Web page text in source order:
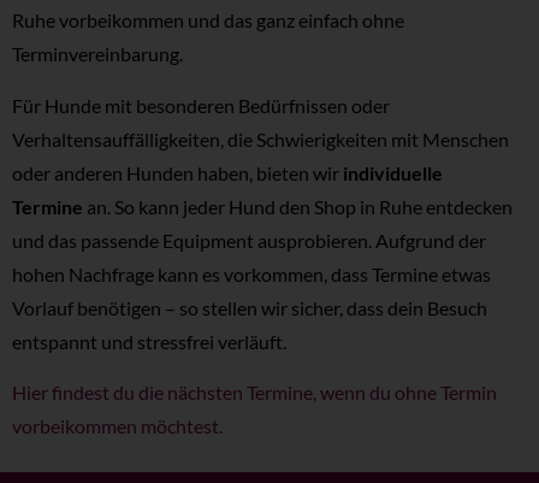
Ruhe vorbeikommen und das ganz einfach ohne
Terminvereinbarung.
Für Hunde mit besonderen Bedürfnissen oder
Verhaltensauffälligkeiten, die Schwierigkeiten mit Menschen
oder anderen Hunden haben, bieten wir individuelle
Termine an. So kann jeder Hund den Shop in Ruhe entdecken
und das passende Equipment ausprobieren. Aufgrund der
hohen Nachfrage kann es vorkommen, dass Termine etwas
Vorlauf benötigen – so stellen wir sicher, dass dein Besuch
entspannt und stressfrei verläuft.
Hier findest du die nächsten Termine, wenn du ohne Termin
vorbeikommen möchtest.